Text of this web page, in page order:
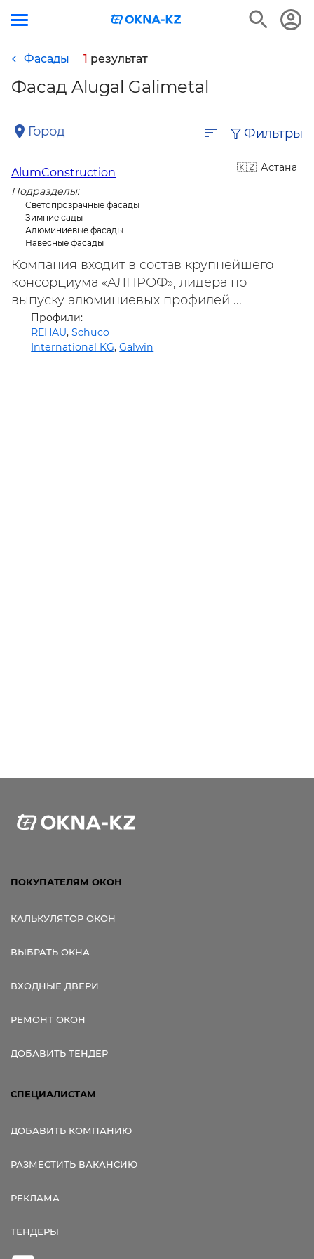
Фасады 1 результат
Фасад Alugal Galimetal
Город Фильтры
Астана
AlumConstruction
Подразделы:
Светопрозрачные фасады
Зимние сады
Алюминиевые фасады
Навесные фасады
Компания входит в состав крупнейшего
консорциума «АЛПРОФ», лидера по
выпуску алюминиевых профилей ...
Профили:
REHAU,Schuco
International KG,Galwin
ПОКУПАТЕЛЯМ ОКОН
КАЛЬКУЛЯТОР ОКОН
ВЫБРАТЬ ОКНА
ВХОДНЫЕ ДВЕРИ
РЕМОНТ ОКОН
ДОБАВИТЬ ТЕНДЕР
СПЕЦИАЛИСТАМ
ДОБАВИТЬ КОМПАНИЮ
РАЗМЕСТИТЬ ВАКАНСИЮ
РЕКЛАМА
ТЕНДЕРЫ